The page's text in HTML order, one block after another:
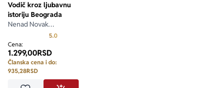
Vodič kroz ljubavnu
istoriju Beograda
Nenad Novak
5.0
Cena:
1.299,00RSD
Članska cena i do:
935,28RSD